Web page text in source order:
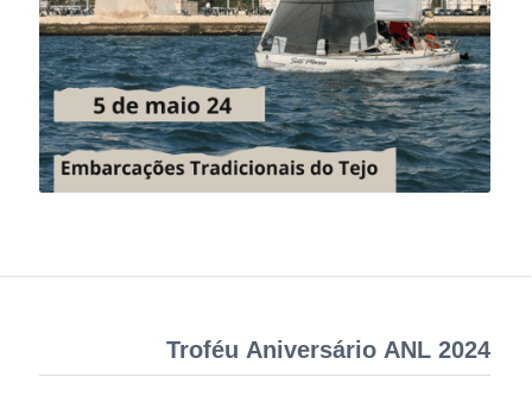
Troféu Aniversário ANL 2024